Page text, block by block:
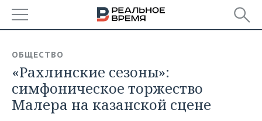
БАШКОРТОСТАН
ТАТАРСТАН
НОВОСТИ
АНАЛИТИКА
ОБЩЕСТВО
«Рахлинские сезоны»:
симфоническое торжество
Малера на казанской сцене